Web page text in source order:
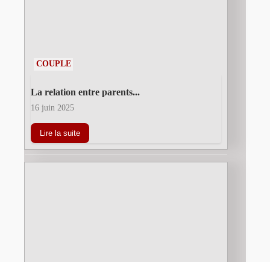
COUPLE
La relation entre parents...
16 juin 2025
Lire la suite